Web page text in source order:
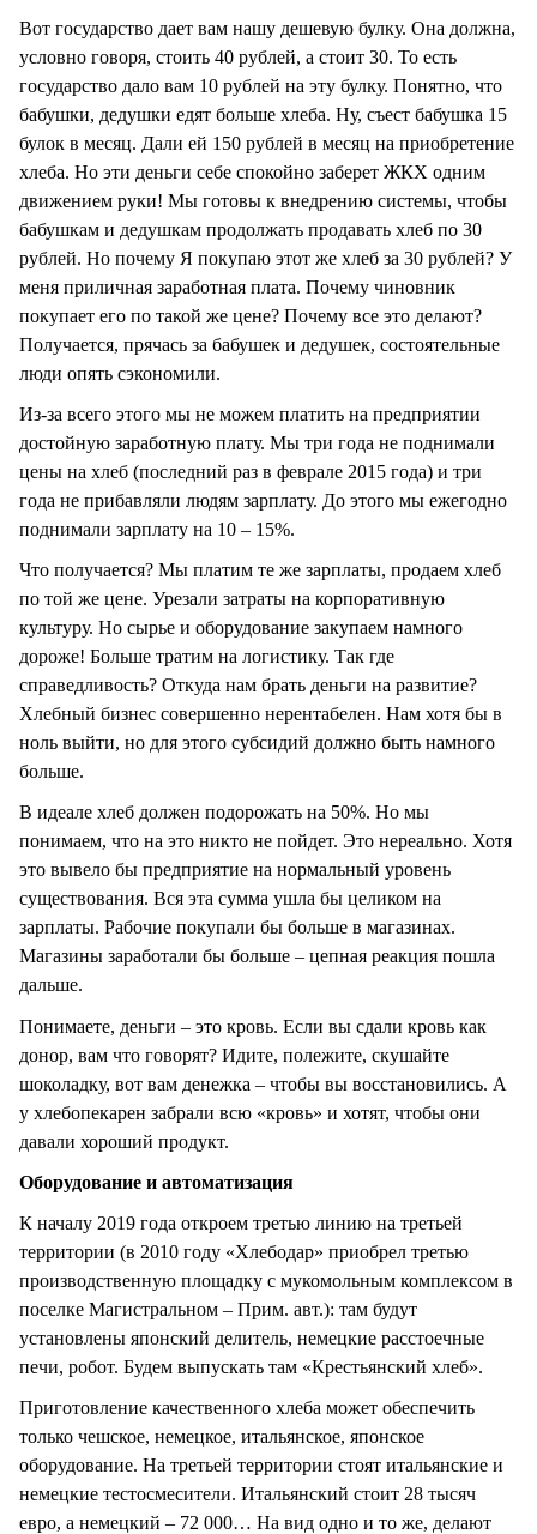
Вот государство дает вам нашу дешевую булку. Она должна,
условно говоря, стоить 40 рублей, а стоит 30. То есть
государство дало вам 10 рублей на эту булку. Понятно, что
бабушки, дедушки едят больше хлеба. Ну, съест бабушка 15
булок в месяц. Дали ей 150 рублей в месяц на приобретение
хлеба. Но эти деньги себе спокойно заберет ЖКХ одним
движением руки! Мы готовы к внедрению системы, чтобы
бабушкам и дедушкам продолжать продавать хлеб по 30
рублей. Но почему Я покупаю этот же хлеб за 30 рублей? У
меня приличная заработная плата. Почему чиновник
покупает его по такой же цене? Почему все это делают?
Получается, прячась за бабушек и дедушек, состоятельные
люди опять сэкономили.
Из-за всего этого мы не можем платить на предприятии
достойную заработную плату. Мы три года не поднимали
цены на хлеб (последний раз в феврале 2015 года) и три
года не прибавляли людям зарплату. До этого мы ежегодно
поднимали зарплату на 10 – 15%.
Что получается? Мы платим те же зарплаты, продаем хлеб
по той же цене. Урезали затраты на корпоративную
культуру. Но сырье и оборудование закупаем намного
дороже! Больше тратим на логистику. Так где
справедливость? Откуда нам брать деньги на развитие?
Хлебный бизнес совершенно нерентабелен. Нам хотя бы в
ноль выйти, но для этого субсидий должно быть намного
больше.
В идеале хлеб должен подорожать на 50%. Но мы
понимаем, что на это никто не пойдет. Это нереально. Хотя
это вывело бы предприятие на нормальный уровень
существования. Вся эта сумма ушла бы целиком на
зарплаты. Рабочие покупали бы больше в магазинах.
Магазины заработали бы больше – цепная реакция пошла
дальше.
Понимаете, деньги – это кровь. Если вы сдали кровь как
донор, вам что говорят? Идите, полежите, скушайте
шоколадку, вот вам денежка – чтобы вы восстановились. А
у хлебопекарен забрали всю «кровь» и хотят, чтобы они
давали хороший продукт.
Оборудование и автоматизация
К началу 2019 года откроем третью линию на третьей
территории (в 2010 году «Хлебодар» приобрел третью
производственную площадку с мукомольным комплексом в
поселке Магистральном – Прим. авт.): там будут
установлены японский делитель, немецкие расстоечные
печи, робот. Будем выпускать там «Крестьянский хлеб».
Приготовление качественного хлеба может обеспечить
только чешское, немецкое, итальянское, японское
оборудование. На третьей территории стоят итальянские и
немецкие тестосмесители. Итальянский стоит 28 тысяч
евро, а немецкий – 72 000… На вид одно и то же, делают